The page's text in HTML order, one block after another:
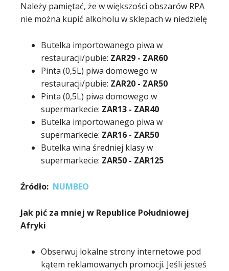
Należy pamiętać, że w większości obszarów RPA
nie można kupić alkoholu w sklepach w niedzielę
Butelka importowanego piwa w
restauracji/pubie: ZAR29 - ZAR60
Pinta (0,5L) piwa domowego w
restauracji/pubie: ZAR20 - ZAR50
Pinta (0,5L) piwa domowego w
supermarkecie: ZAR13 - ZAR40
Butelka importowanego piwa w
supermarkecie: ZAR16 - ZAR50
Butelka wina średniej klasy w
supermarkecie: ZAR50 - ZAR125
Źródło: NUMBEO
Jak pić za mniej w Republice Południowej
Afryki
Obserwuj lokalne strony internetowe pod
kątem reklamowanych promocji. Jeśli jesteś